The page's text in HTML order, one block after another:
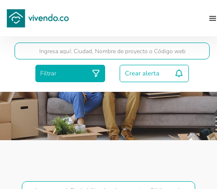
Filtrar Crear alerta
Proyectos VIS